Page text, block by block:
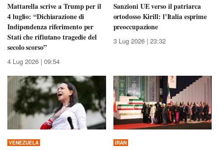
Mattarella scrive a Trump per il
4 luglio: “Dichiarazione di
Indipendenza riferimento per
Stati che rifiutano tragedie del
secolo scorso”
4 Lug 2026 | 09:54
Sanzioni UE verso il patriarca
ortodosso Kirill: l’Italia esprime
preoccupazione
3 Lug 2026 | 23:32
VENEZUELA IRAN